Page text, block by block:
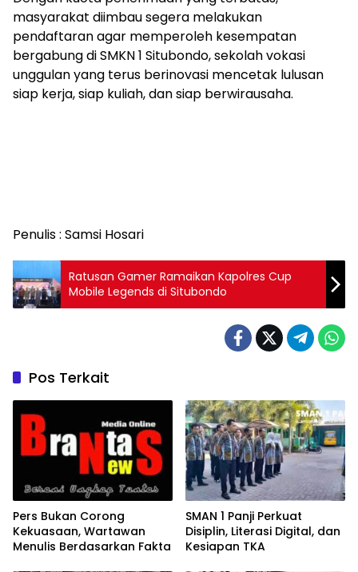
masyarakat diimbau segera melakukan
pendaftaran agar memperoleh kesempatan
bergabung di SMKN 1 Situbondo, sekolah vokasi
unggulan yang terus berinovasi mencetak lulusan
siap kerja, siap kuliah, dan siap berwirausaha.
Penulis : Samsi Hosari
Ratusan Gamer Ramaikan Kapolres Cup
Mobile Legends di Situbondo
Pos Terkait
Pers Bukan Corong
Kekuasaan, Wartawan
Menulis Berdasarkan Fakta
SMAN 1 Panji Perkuat
Disiplin, Literasi Digital, dan
Kesiapan TKA